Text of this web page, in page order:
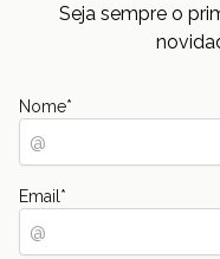
Seja sempre o
Nome*
Email*